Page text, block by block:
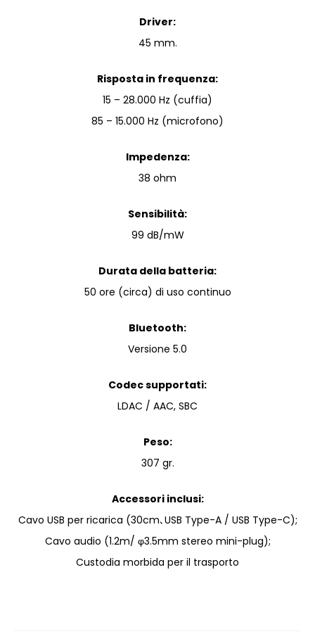
Driver:
45 mm.
Risposta in frequenza:
15 – 28.000 Hz (cuffia)
85 – 15.000 Hz (microfono)
Impedenza:
38 ohm
Sensibilità:
99 dB/mW
Durata della batteria:
50 ore (circa) di uso continuo
Bluetooth:
Versione 5.0
Codec supportati:
LDAC / AAC, SBC
Peso:
307 gr.
Accessori inclusi:
Cavo USB per ricarica (30cm､USB Type-A / USB Type-C);
Cavo audio (1.2m/ φ3.5mm stereo mini-plug);
Custodia morbida per il trasporto